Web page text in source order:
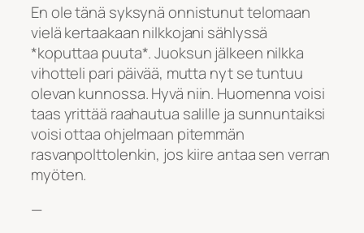
En ole tänä syksynä onnistunut telomaan
vielä kertaakaan nilkkojani sählyssä
*koputtaa puuta*. Juoksun jälkeen nilkka
vihotteli pari päivää, mutta nyt se tuntuu
olevan kunnossa. Hyvä niin. Huomenna voisi
taas yrittää raahautua salille ja sunnuntaiksi
voisi ottaa ohjelmaan pitemmän
rasvanpolttolenkin, jos kiire antaa sen verran
myöten.
—